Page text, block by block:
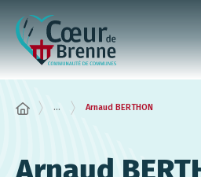
... Arnaud BERTHON